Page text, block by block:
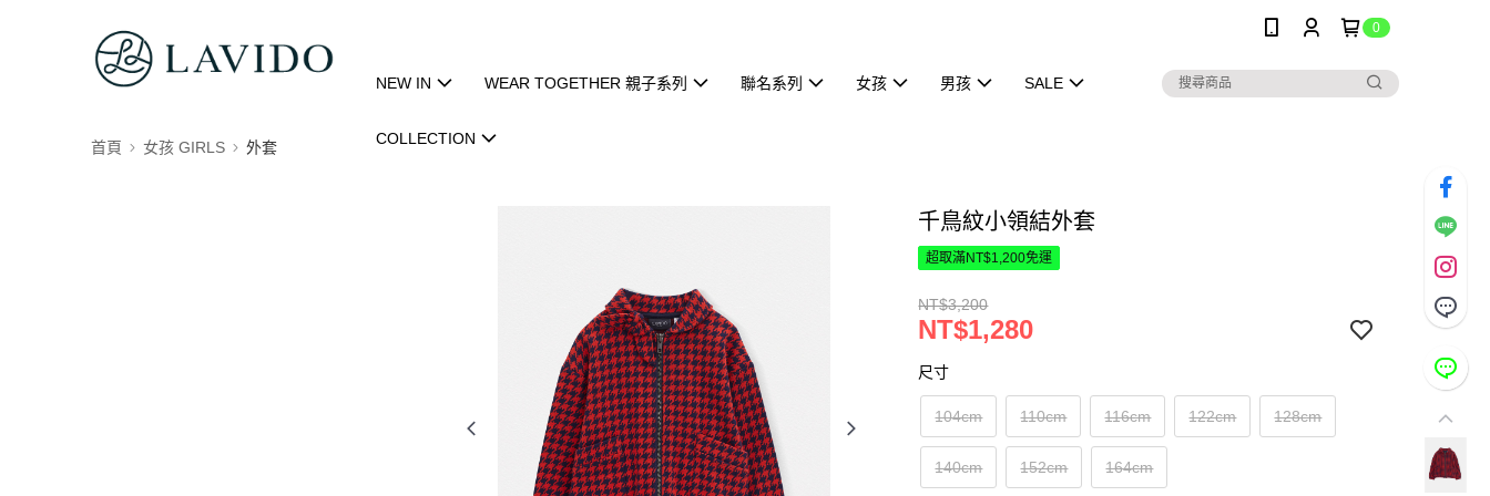
0
NEW IN WEAR TOGETHER 親子系列 聯名系列 女孩 男孩 SALE
COLLECTION
首頁 女孩 GIRLS 外套
千鳥紋小領結外套
超取滿NT$1,200免運
NT$3,200
NT$1,280
尺寸
104cm 110cm 116cm 122cm 128cm
140cm 152cm 164cm